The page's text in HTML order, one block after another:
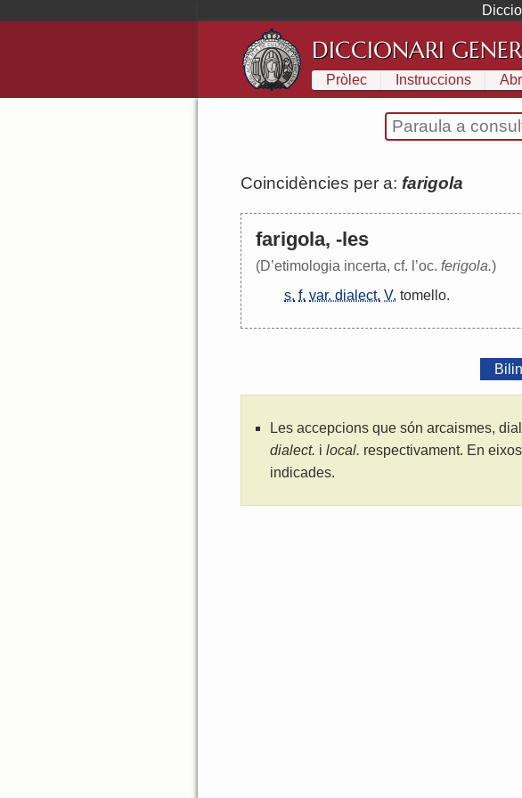
DICCIONARI
Pròlec Instruccions
Coincidències per a: farigola
farigola, -les
(D’etimologia incerta, cf. l’oc. ferigola.)
s. f. var. dialect. V. tomello.
Les accepcions que són arcaismes,
dialect. i local. respectivament. En
indicades.